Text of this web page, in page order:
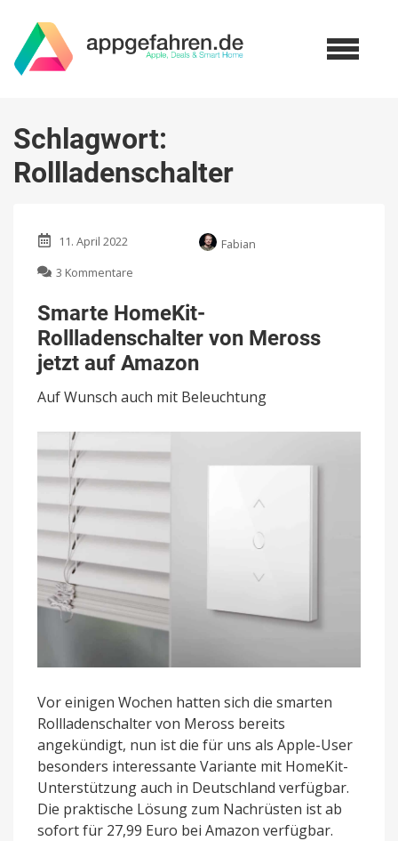
Schlagwort:
Rollladenschalter
11. April 2022
Fabian
3 Kommentare
HomeKit-
Rollladenschalter
von
Meross
jetzt
auf
Amazon
Smarte HomeKit-
Rollladenschalter von Meross
jetzt auf Amazon
Auf Wunsch auch mit Beleuchtung
Vor einigen Wochen hatten sich die smarten
Rollladenschalter von Meross bereits
angekündigt, nun ist die für uns als Apple-User
besonders interessante Variante mit HomeKit-
Unterstützung auch in Deutschland verfügbar.
Die praktische Lösung zum Nachrüsten ist ab
sofort für 27,99 Euro bei Amazon verfügbar.